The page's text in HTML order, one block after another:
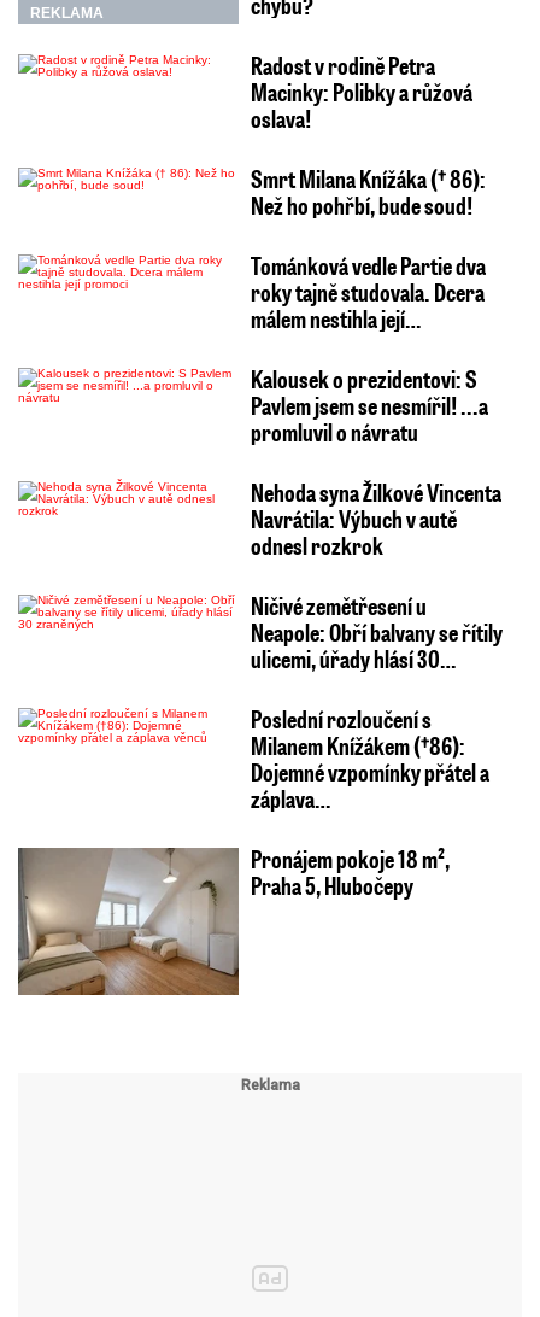
REKLAMA
Radost v rodině Petra
Macinky: Polibky a růžová
oslava!
Smrt Milana Knížáka († 86):
Než ho pohřbí, bude soud!
Tománková vedle Partie dva
roky tajně studovala. Dcera
málem nestihla její…
Kalousek o prezidentovi: S
Pavlem jsem se nesmířil! ...a
promluvil o návratu
Nehoda syna Žilkové Vincenta
Navrátila: Výbuch v autě
odnesl rozkrok
Ničivé zemětřesení u
Neapole: Obří balvany se řítily
ulicemi, úřady hlásí 30…
Poslední rozloučení s
Milanem Knížákem (†86):
Dojemné vzpomínky přátel a
záplava…
Pronájem pokoje 18 m²,
Praha 5, Hlubočepy